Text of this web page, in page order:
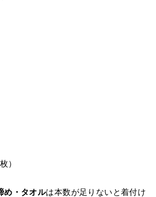
）
め・タオルは本数が足りないと着付け